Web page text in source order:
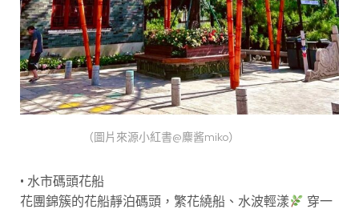
（圖片來源小紅書@麋酱miko）
• 水市碼頭花船
花團錦簇的花船靜泊碼頭，繁花繞船、水波輕漾
穿一